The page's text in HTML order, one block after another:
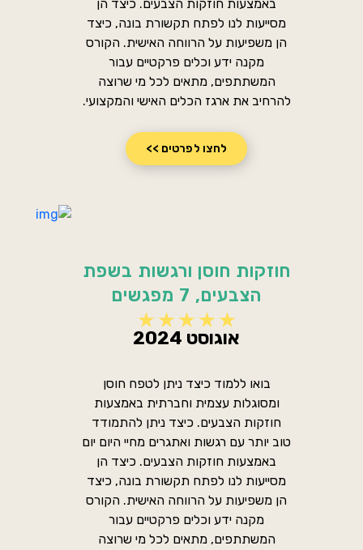
באמצעות חוזקות הצבעים. כיצד הן
מסייעות לנו לפתח תקשורת בונה, כיצד
הן משפיעות על הרווחה האישית. הקורס
מקנה ידע וכלים פרקטיים עבור
המשתתפים, מתאים לכל מי שרוצה
להרחיב את ארגז הכלים האישי והמקצועי.
לחצו לפרטים >>
חוזקות חוסן ורגשות בשפת
הצבעים, 7 מפגשים
אוגוסט 2024
בואו ללמוד כיצד ניתן לטפח חוסן
ומסוגלות עצמית וחברתית באמצעות
חוזקות הצבעים. כיצד ניתן להתמודד
טוב יותר עם רגשות ואתגרים מחיי היום יום
באמצעות חוזקות הצבעים. כיצד הן
מסייעות לנו לפתח תקשורת בונה, כיצד
הן משפיעות על הרווחה האישית. הקורס
מקנה ידע וכלים פרקטיים עבור
המשתתפים, מתאים לכל מי שרוצה